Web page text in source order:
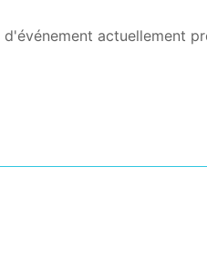
d'événement actuellement